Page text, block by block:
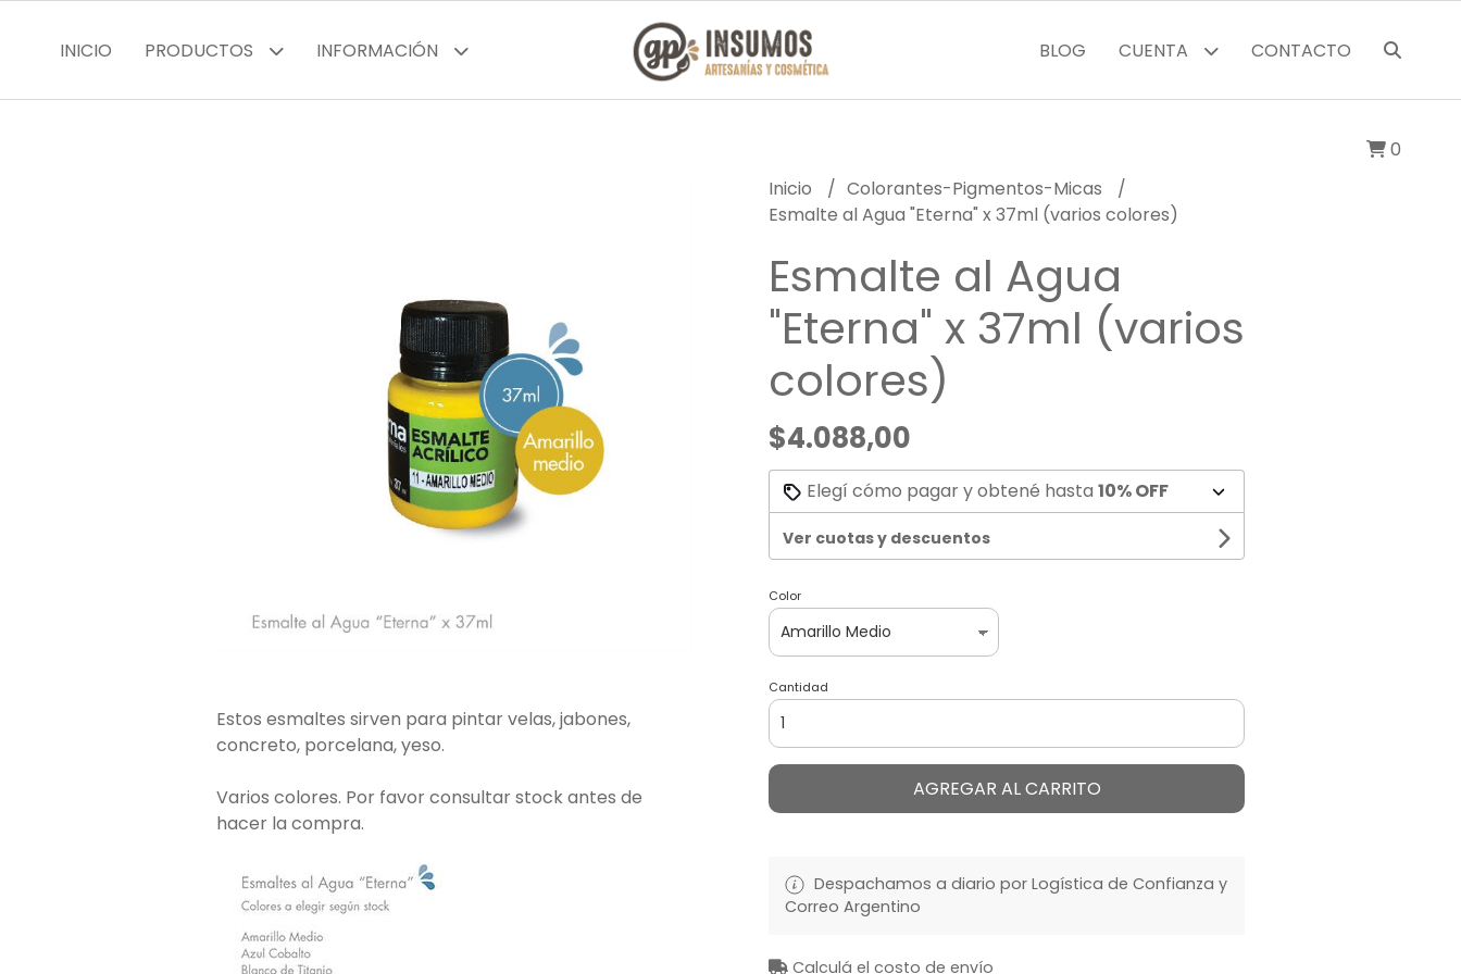
INICIO PRODUCTOS INFORMACIÓN BLOG CUENTA CONTACTO
0
Estos esmaltes sirven para pintar velas, jabones,
concreto, porcelana, yeso.
Varios colores. Por favor consultar stock antes de
hacer la compra.
Inicio
Colorantes-Pigmentos-Micas
Esmalte al Agua "Eterna" x 37ml (varios colores)
Esmalte al Agua
"Eterna" x 37ml (varios
colores)
$4.088,00
Elegí cómo pagar y obtené hasta 10% OFF
Ver cuotas y descuentos
Color
Cantidad
AGREGAR AL CARRITO
Despachamos a diario por Logística de Confianza y
Correo Argentino
Calculá el costo de envío